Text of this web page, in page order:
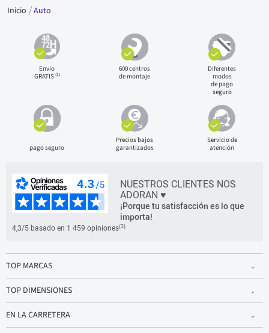
Inicio Auto
Envío
GRATIS(1)
600 centros
de montaje
Diferentes
modos
de pago
seguro
pago seguro
Precios bajos
garantizados
Servicio de
atención
NUESTROS CLIENTES NOS
ADORAN ♥
¡Porque tu satisfacción es lo que
importa!
4,3/5 basado en 1 459 opiniones(3)
TOP MARCAS
TOP DIMENSIONES
EN LA CARRETERA